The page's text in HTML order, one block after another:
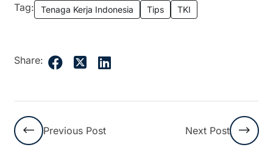
Tag: Tenaga Kerja Indonesia Tips TKI
Share:
Previous Post Next Post